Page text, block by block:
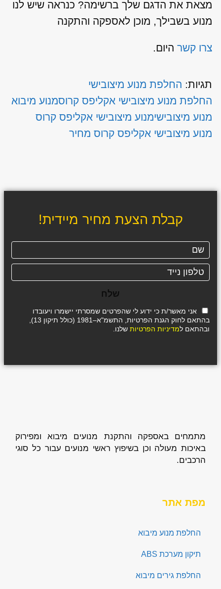
מצאת את הדגם שלך ברשימה? כנראה שיש לנו
מנוע בשבילך, מוכן לאספקה והתקנה
צרו קשר היום.
תגיות: החלפת מנוע מיצובישי
החלפת מנוע מיצובישי אקליפס קרוסמנוע מיבוא
מנוע מיצובישימנוע מיצובישי אקליפס קרוס
מנוע מיצובישי אקליפס קרוס מחיר
קבלת הצעת מחיר מיידית!
אני מאשר/ת כי ידוע לי שהפרטים שמסרתי יישמרו ויעובדו
בהתאם לחוק הגנת הפרטיות, התשמ"א–1981 (כולל תיקון 13),
ובהתאם למדיניות הפרטיות שלנו.
שלח
מתמחים באספקה והתקנת מנועים מיבוא ומפירוק
באיכות מעולה וכן בשיפוץ ראשי מנועים עבור כל סוגי
הרכבים.
מפת אתר
החלפת מנוע מיבוא
תיקון מערכת ABS
החלפת גירים מיבוא